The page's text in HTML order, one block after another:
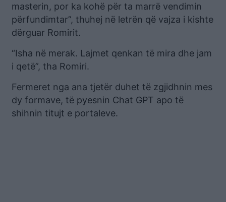
masterin, por ka kohë për ta marrë vendimin
përfundimtar”, thuhej në letrën që vajza i kishte
dërguar Romirit.
“Isha në merak. Lajmet qenkan të mira dhe jam
i qetë”, tha Romiri.
Fermeret nga ana tjetër duhet të zgjidhnin mes
dy formave, të pyesnin Chat GPT apo të
shihnin titujt e portaleve.